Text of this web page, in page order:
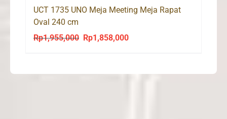
UCT 1735 UNO Meja Meeting Meja Rapat
Oval 240 cm
Rp1,955,000
Original
Rp1,858,000Current